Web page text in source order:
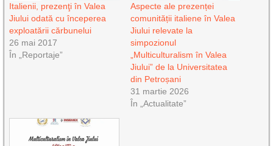
Italienii, prezenţi în Valea
Jiului odată cu începerea
exploatării cărbunelui
26 mai 2017
În „Reportaje”
Aspecte ale prezenței
comunității italiene în Valea
Jiului relevate la
simpozionul
„Multiculturalism în Valea
Jiului” de la Universitatea
din Petroșani
31 martie 2026
În „Actualitate”